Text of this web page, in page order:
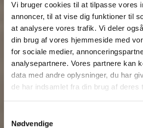
Vi bruger cookies til at tilpasse vores
annoncer, til at vise dig funktioner til
at analysere vores trafik. Vi deler
din brug af vores hjemmeside med
for sociale medier,
analysepartnere. Vores partnere kan
data med andre oplysninger, du har
de har indsamlet fra din brug af deres
Nødvendige